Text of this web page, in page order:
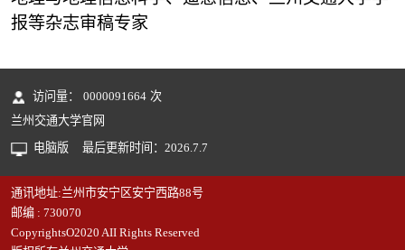
报等杂志审稿专家
访问量： 0000091664 次
兰州交通大学官网
电脑版
最后更新时间： 2026.7.7
通讯地址:兰州市安宁区安宁西路88号
邮编 : 730070
CopyrightsO2020 AII Rights Reserved